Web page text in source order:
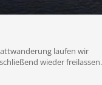
laufen wir
wieder freilassen.